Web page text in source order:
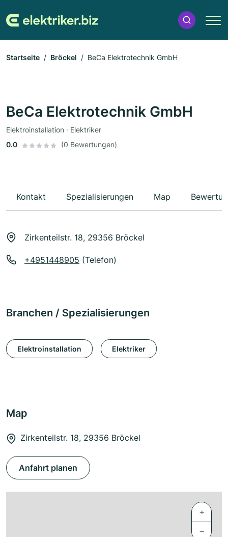
Startseite Bröckel BeCa Elektrotechnik GmbH
BeCa Elektrotechnik GmbH
Elektroinstallation · Elektriker
0.0
(0 Bewertungen)
Kontakt Spezialisierungen Map
Zirkenteilstr. 18, 29356 Bröckel
+4951448905 (Telefon)
Branchen / Spezialisierungen
Elektroinstallation Elektriker
Map
Zirkenteilstr. 18, 29356 Bröckel
Anfahrt planen
+
−